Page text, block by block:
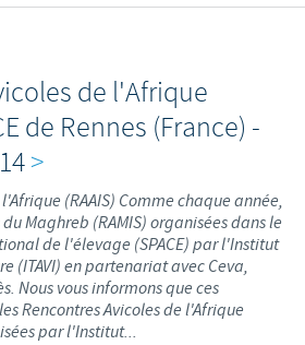
de l'Afrique
de Rennes (France) -
>
(RAAIS) Comme chaque année,
Maghreb (RAMIS) organisées dans le
de l'élevage (SPACE) par l'Institut
(ITAVI) en partenariat avec Ceva,
Nous vous informons que ces
Rencontres Avicoles de l'Afrique
par l'Institut...